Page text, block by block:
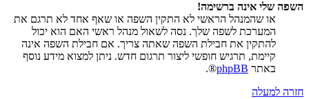
השפה שלי אינה ברשימה!
או שהמנהל הראשי לא התקין השפה או שאף אחד לא תרגם את
המערכת לשפה שלך. נסה לשאול מנהל ראשי האם הוא יכול
להתקין את חבילת השפה שאתה צריך. אם חבילת השפה אינה
קיימת, תרגיש חופשי ליצור תרגום חדש. ניתן למצוא מידע נוסף
באתר phpBB
®.
חזרה למעלה